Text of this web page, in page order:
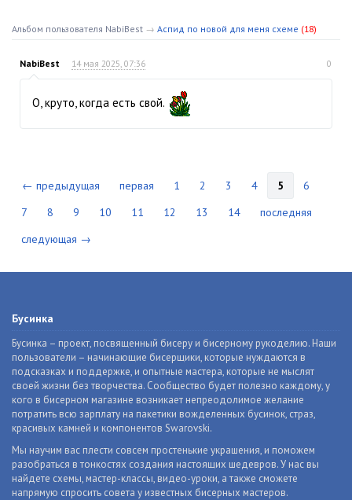
Альбом пользователя NabiBest → Аспид по новой для меня схеме (18)
NabiBest 14 мая 2025, 07:36 0
О, круто, когда есть свой.
← предыдущая первая 1 2 3 4 5
6
7
8 9 10 11 12 13 14
последняя
следующая →
Бусинка
Бусинка – проект, посвященный бисеру и бисерному рукоделию. Наши
пользователи – начинающие бисерщики, которые нуждаются в
подсказках и поддержке, и опытные мастера, которые не мыслят
своей жизни без творчества. Сообщество будет полезно каждому, у
кого в бисерном магазине возникает непреодолимое желание
потратить всю зарплату на пакетики вожделенных бусинок, страз,
красивых камней и компонентов Swarovski.
Мы научим вас плести совсем простенькие украшения, и поможем
разобраться в тонкостях создания настоящих шедевров. У нас вы
найдете схемы, мастер-классы, видео-уроки, а также сможете
напрямую спросить совета у известных бисерных мастеров.